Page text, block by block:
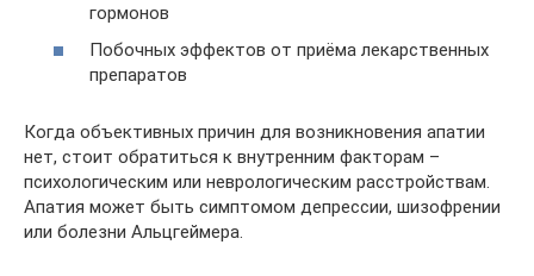
гормонов
Побочных эффектов от приёма лекарственных
препаратов
Когда объективных причин для возникновения апатии
нет, стоит обратиться к внутренним факторам –
психологическим или неврологическим расстройствам.
Апатия может быть симптомом депрессии, шизофрении
или болезни Альцгеймера.